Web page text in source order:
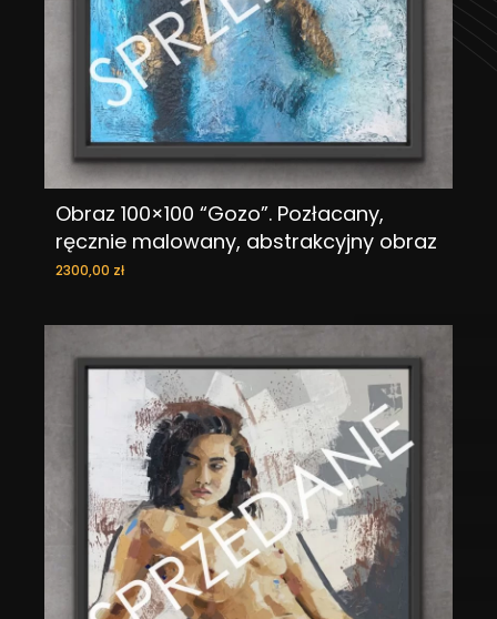
Obraz 100×100 “Gozo”. Pozłacany,
ręcznie malowany, abstrakcyjny obraz
2300,00 zł
DODAJ DO KOSZYKA